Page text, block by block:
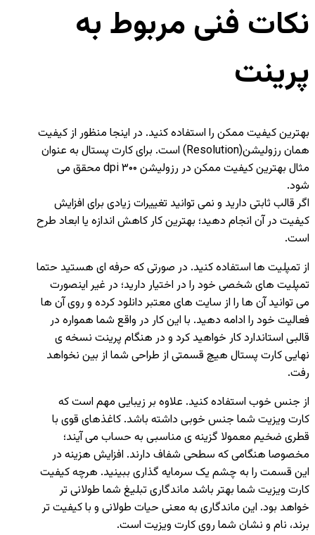
نکات فنی مربوط به
پرینت
بهترین کیفیت ممکن را استفاده کنید. در اینجا منظور از کیفیت
همان رزولیشن(Resolution) است. برای کارت پستال به عنوان
مثال بهترین کیفیت ممکن در رزولیشن ۳۰۰ dpi محقق می
شود.
اگر قالب ثابتی دارید و نمی توانید تغییرات زیادی برای افزایش
کیفیت در آن انجام دهید؛ بهترین کار کاهش اندازه یا ابعاد طرح
است.
از تمپلیت ها استفاده کنید. در صورتی که حرفه ای هستید حتما
تمپلیت های شخصی خود را در اختیار دارید؛ در غیر اینصورت
می توانید آن ها را از سایت های معتبر دانلود کرده و روی آن ها
فعالیت خود را ادامه دهید. با این کار در واقع شما همواره در
قالبی استاندارد کار خواهید کرد و در هنگام پرینت نسخه ی
نهایی کارت پستال هیچ قسمتی از طراحی شما از بین نخواهد
رفت.
از جنس خوب استفاده کنید. علاوه بر زیبایی مهم است که
کارت ویزیت شما جنس خوبی داشته باشد. کاغذهای قوی با
قطری ضخیم معمولا گزینه ی مناسبی به حساب می آیند؛
مخصوصا هنگامی که سطحی شفاف دارند. افزایش هزینه در
این قسمت را به چشم یک سرمایه گذاری ببینید. هرچه کیفیت
کارت ویزیت شما بهتر باشد ماندگاری تبلیغ شما طولانی تر
خواهد بود. این ماندگاری به معنی حیات طولانی و با کیفیت تر
برند، نام و نشان شما روی کارت ویزیت است.